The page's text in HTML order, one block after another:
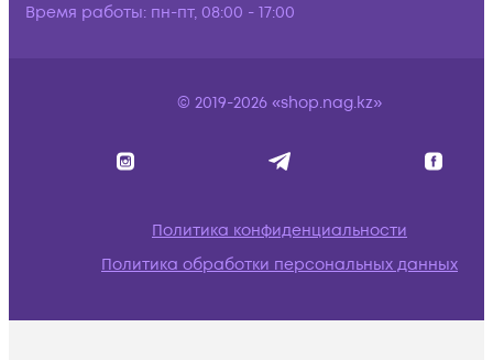
Время работы: пн-пт, 08:00 - 17:00
© 2019-2026 «shop.nag.kz»
Политика конфиденциальности
Политика обработки персональных данных